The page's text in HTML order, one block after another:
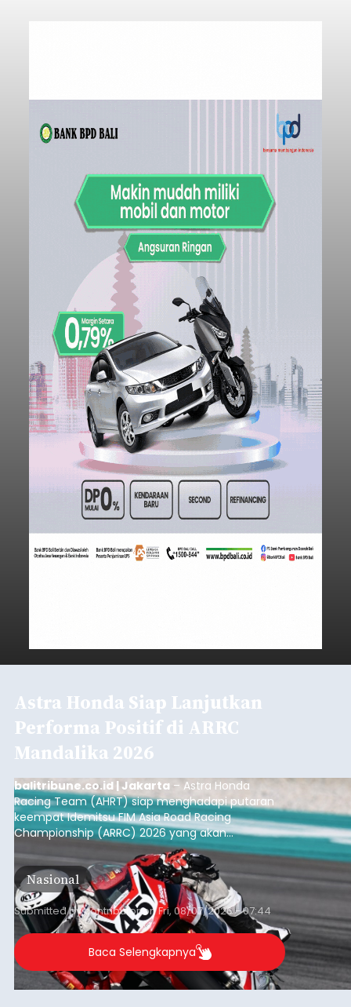
Astra Honda Siap Lanjutkan
Performa Positif di ARRC
Mandalika 2026
balitribune.co.id | Jakarta – Astra Honda
Racing Team (AHRT) siap menghadapi putaran
keempat Idemitsu FIM Asia Road Racing
Championship (ARRC) 2026 yang akan
berlangsung di Pertamina Mandalika
International Circuit, Lombok, Nusa Tenggara
Barat, pada 7–9 Agustus 2026.
Nasional
Submitted bycontributoronFri, 08/07/2026 - 07:44
Baca Selengkapnya